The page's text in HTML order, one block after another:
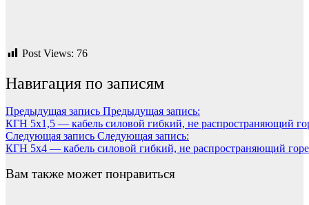
Post Views: 76
Навигация по записям
Предыдущая запись Предыдущая запись:
КГН 5х1,5 — кабель силовой гибкий, не распространяющий
Следующая запись Следующая запись:
КГН 5х4 — кабель силовой гибкий, не распространяющий
Вам также может понравиться